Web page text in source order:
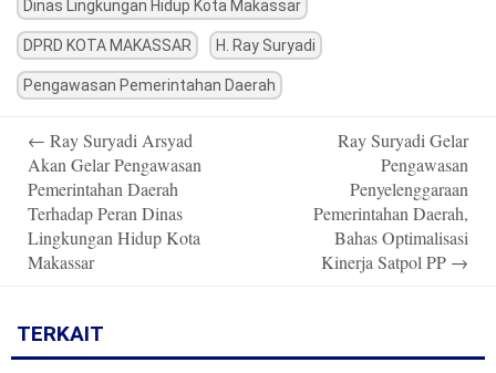
Dinas Lingkungan Hidup Kota Makassar
DPRD KOTA MAKASSAR H. Ray Suryadi
Pengawasan Pemerintahan Daerah
navigation
← Ray Suryadi Arsyad
Akan Gelar Pengawasan
Pemerintahan Daerah
Terhadap Peran Dinas
Lingkungan Hidup Kota
Makassar
Ray Suryadi Gelar
Pengawasan
Penyelenggaraan
Pemerintahan Daerah,
Bahas Optimalisasi
Kinerja Satpol PP →
TERKAIT